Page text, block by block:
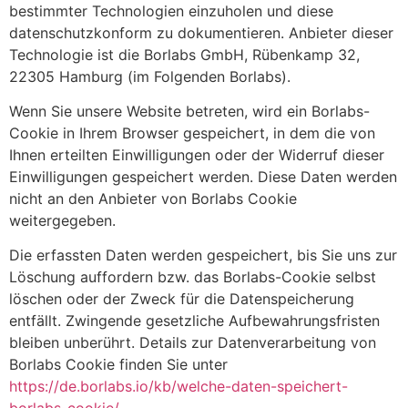
bestimmter Technologien einzuholen und diese
datenschutzkonform zu dokumentieren. Anbieter dieser
Technologie ist die Borlabs GmbH, Rübenkamp 32,
22305 Hamburg (im Folgenden Borlabs).
Wenn Sie unsere Website betreten, wird ein Borlabs-
Cookie in Ihrem Browser gespeichert, in dem die von
Ihnen erteilten Einwilligungen oder der Widerruf dieser
Einwilligungen gespeichert werden. Diese Daten werden
nicht an den Anbieter von Borlabs Cookie
weitergegeben.
Die erfassten Daten werden gespeichert, bis Sie uns zur
Löschung auffordern bzw. das Borlabs-Cookie selbst
löschen oder der Zweck für die Datenspeicherung
entfällt. Zwingende gesetzliche Aufbewahrungsfristen
bleiben unberührt. Details zur Datenverarbeitung von
Borlabs Cookie finden Sie unter
https://de.borlabs.io/kb/welche-daten-speichert-